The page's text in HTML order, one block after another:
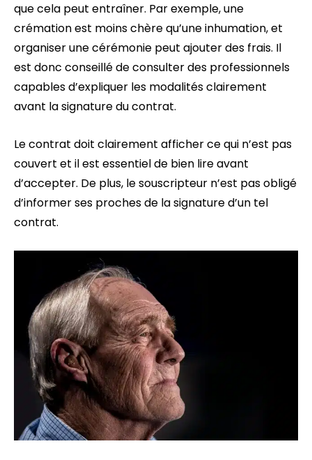
que cela peut entraîner. Par exemple, une
crémation est moins chère qu’une inhumation, et
organiser une cérémonie peut ajouter des frais. Il
est donc conseillé de consulter des professionnels
capables d’expliquer les modalités clairement
avant la signature du contrat.
Le contrat doit clairement afficher ce qui n’est pas
couvert et il est essentiel de bien lire avant
d’accepter. De plus, le souscripteur n’est pas obligé
d’informer ses proches de la signature d’un tel
contrat.